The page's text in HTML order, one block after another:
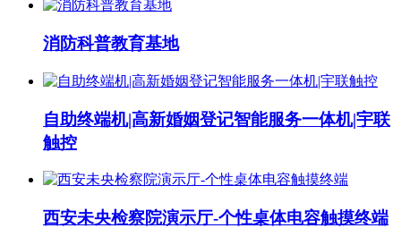
消防科普教育基地
自助终端机|高新婚姻登记智能服务一体机|宇联
触控
西安未央检察院演示厅-个性桌体电容触摸终端